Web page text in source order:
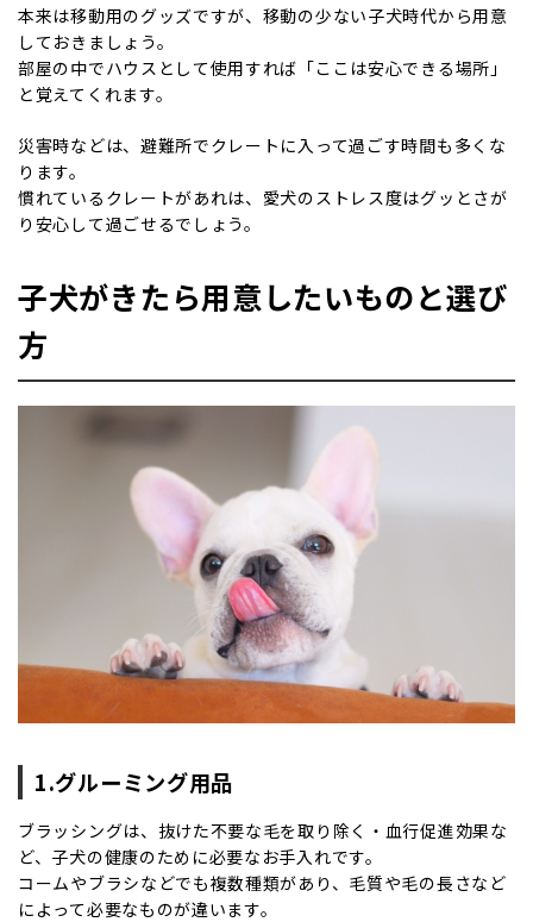
本来は移動用のグッズですが、移動の少ない子犬時代から用意
しておきましょう。
部屋の中でハウスとして使用すれば「ここは安心できる場所」
と覚えてくれます。
災害時などは、避難所でクレートに入って過ごす時間も多くな
ります。
慣れているクレートがあれは、愛犬のストレス度はグッとさが
り安心して過ごせるでしょう。
子犬がきたら用意したいものと選び
方
1.グルーミング用品
ブラッシングは、抜けた不要な毛を取り除く・血行促進効果な
ど、子犬の健康のために必要なお手入れです。
コームやブラシなどでも複数種類があり、毛質や毛の長さなど
によって必要なものが違います。